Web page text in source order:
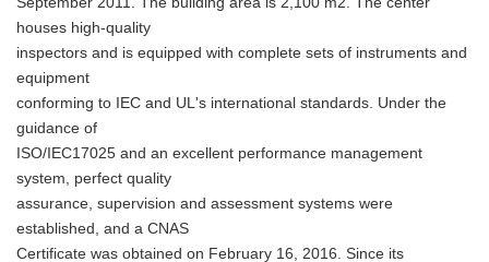
houses high-quality
inspectors and is equipped with complete sets of instruments and
equipment
conforming to IEC and UL's international standards. Under the
guidance of
ISO/IEC17025 and an excellent performance management
system, perfect quality
assurance, supervision and assessment systems were
established, and a CNAS
Certificate was obtained on February 16, 2016. Since its